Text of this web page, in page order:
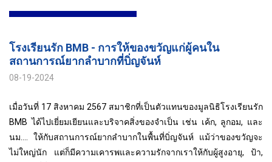
โรงเรียนรัก BMB - การให้ของขวัญแก่ผู้คนใน
สถานการณ์ยากลำบากที่บิ่ญจันห์
08-19-2024
เมื่อวันที่ 17 สิงหาคม 2567 สมาชิกที่เป็นตัวแทนของมูลนิธิโรงเรียนรัก
BMB ได้ไปเยี่ยมเยียนและบริจาคสิ่งของจำเป็น เช่น เค้ก, ลูกอม, และ
นม.... ให้กับสถานการณ์ยากลำบากในพื้นที่บิ่ญจันห์ แม้ว่าของขวัญจะ
ไม่ใหญ่นัก แต่ก็มีความเคารพและความรักจากเราให้กับผู้สูงอายุ, ป้า,